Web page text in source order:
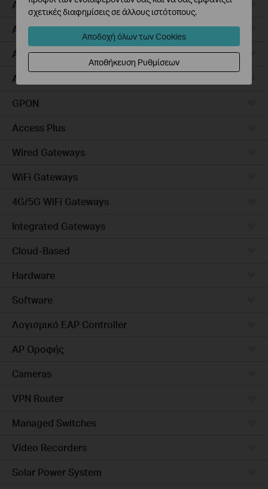
Access Pro
Aggregation
Access Max
Access
GPON
Access Plus
Wired Gateways
WiFi Gateways
4G/5G WiFi Gateways
Integrated Gateways
Cloud-Based
Hardware
Software
Λογισμικό EAP Controller
AP Οροφής
Cameras
VPN Router
Managed Switches
Video Recorders
Solar Power System
σχετικές διαφημίσεις σε άλλους ιστότοπους.
Αποδοχή όλων των Cookies
Αποθήκευση Ρυθμίσεων